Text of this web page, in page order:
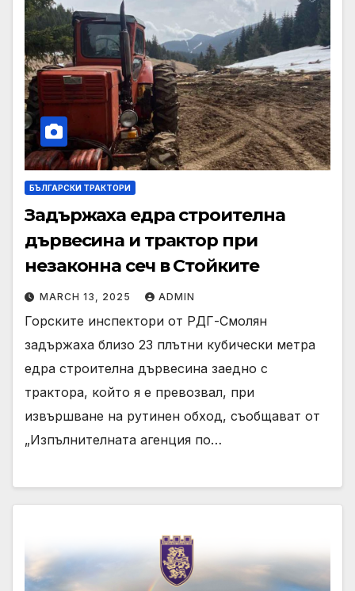
БЪЛГАРСКИ ТРАКТОРИ
Задържаха едра строителна
дървесина и трактор при
незаконна сеч в Стойките
MARCH 13, 2025 ADMIN
Горските инспектори от РДГ-Смолян
задържаха близо 23 плътни кубически метра
едра строителна дървесина заедно с
трактора, който я е превозвал, при
извършване на рутинен обход, съобщават от
„Изпълнителната агенция по…